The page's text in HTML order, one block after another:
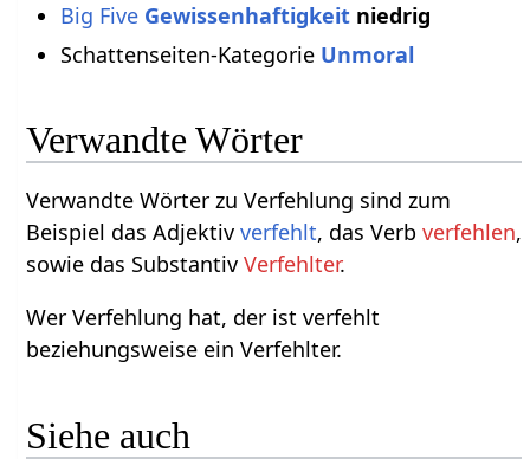
Big Five Gewissenhaftigkeitniedrig
Schattenseiten-Kategorie Unmoral
Verwandte Wörter
Verwandte Wörter zu Verfehlung sind zum
Beispiel das Adjektivverfehlt, das Verbverfehlen,
sowie das SubstantivVerfehlter.
Wer Verfehlung hat, der ist verfehlt
beziehungsweise ein Verfehlter.
Siehe auch